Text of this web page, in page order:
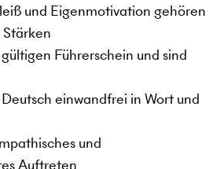
und Eigenmotivation gehören
Führerschein und sind
einwandfrei in Wort und
und
Auftreten